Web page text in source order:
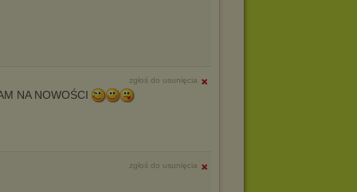
zgłoś do usunięcia
NA NOWOŚCI
zgłoś do usunięcia